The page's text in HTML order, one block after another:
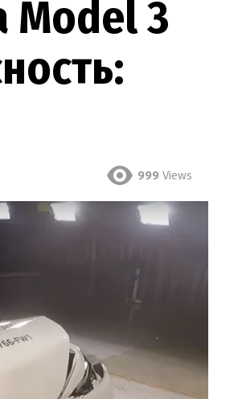
Model 3
999 Views